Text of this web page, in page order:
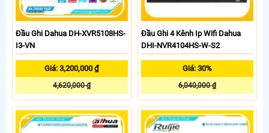
Đầu Ghi Dahua DH-XVR5108HS-
I3-VN
Giá: 3,200,000 ₫
4,620,000 ₫
Đầu Ghi 4 Kênh Ip Wifi Dahua
DHI-NVR4104HS-W-S2
Giá: 30%
6,040,000 ₫